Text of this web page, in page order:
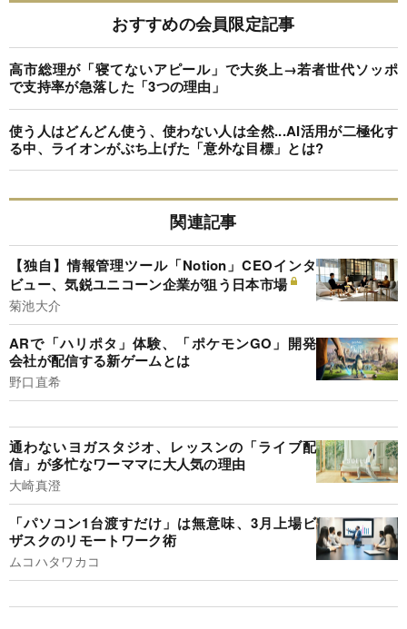
おすすめの会員限定記事
高市総理が「寝てないアピール」で大炎上→若者世代ソッポ
で支持率が急落した「3つの理由」
使う人はどんどん使う、使わない人は全然...AI活用が二極化す
る中、ライオンがぶち上げた「意外な目標」とは?
関連記事
【独自】情報管理ツール「Notion」CEOインタ
ビュー、気鋭ユニコーン企業が狙う日本市場
菊池大介
ARで「ハリポタ」体験、「ポケモンGO」開発
会社が配信する新ゲームとは
野口直希
通わないヨガスタジオ、レッスンの「ライブ配
信」が多忙なワーママに大人気の理由
大崎真澄
「パソコン1台渡すだけ」は無意味、3月上場ビ
ザスクのリモートワーク術
ムコハタワカコ